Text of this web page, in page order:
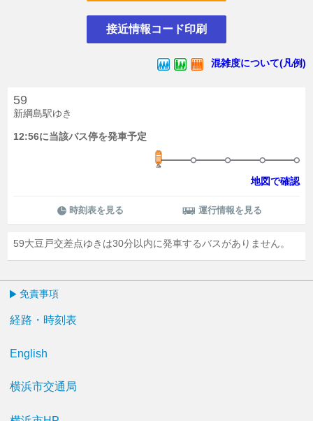
接近情報コード印刷
混雑度について(凡例)
59
新綱島駅ゆき
12:56に当該バス停を発車予定
地図で確認
時刻表を見る 運行情報を見る
59大豆戸交差点ゆきは30分以内に発車するバスがありません。
免責事項
経路・時刻表
English
横浜市交通局